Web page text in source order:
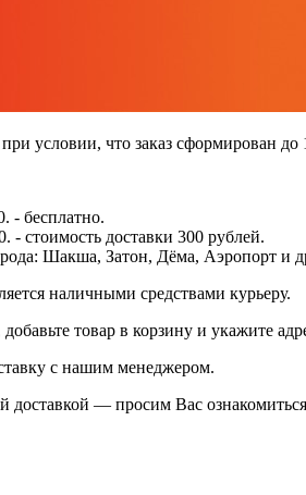
при условии, что заказ сформирован
- бесплатно.
- стоимость доставки 300 рублей.
Шакша, Затон, Дёма, Аэропорт и
наличными средствами курьеру.
товар в корзину и укажите
с нашим менеджером.
доставкой — просим Вас